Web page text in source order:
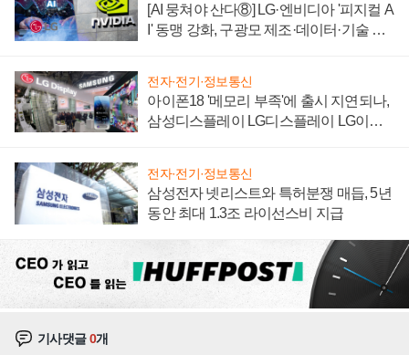
[AI 뭉쳐야 산다⑧] LG·엔비디아 '피지컬 A
I' 동맹 강화, 구광모 제조·데이터·기술 결
전자·전기·정보통신
아이폰18 '메모리 부족'에 출시 지연되나,
삼성디스플레이 LG디스플레이 LG이노
전자·전기·정보통신
삼성전자 넷리스트와 특허분쟁 매듭, 5년
동안 최대 1.3조 라이선스비 지급
기사댓글0개